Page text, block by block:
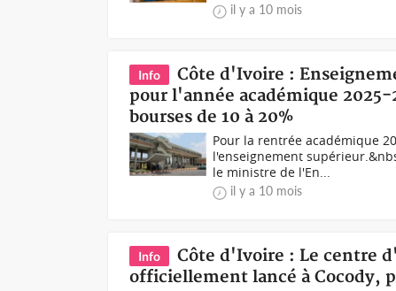
il y a 10 mois
Info
Côte d'Ivoire :
pour l'année académique
bourses de 10 à 20%
Pour la rentrée académique
l'enseignement
le ministre de l'En...
il y a 10 mois
Info
Côte d'Ivoire : Le centre
officiellement lancé à Cocody,